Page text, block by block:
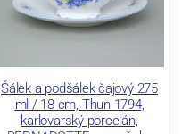
Šálek a podšálek čajový 275
ml / 18 cm, Thun 1794,
karlovarský porcelán,